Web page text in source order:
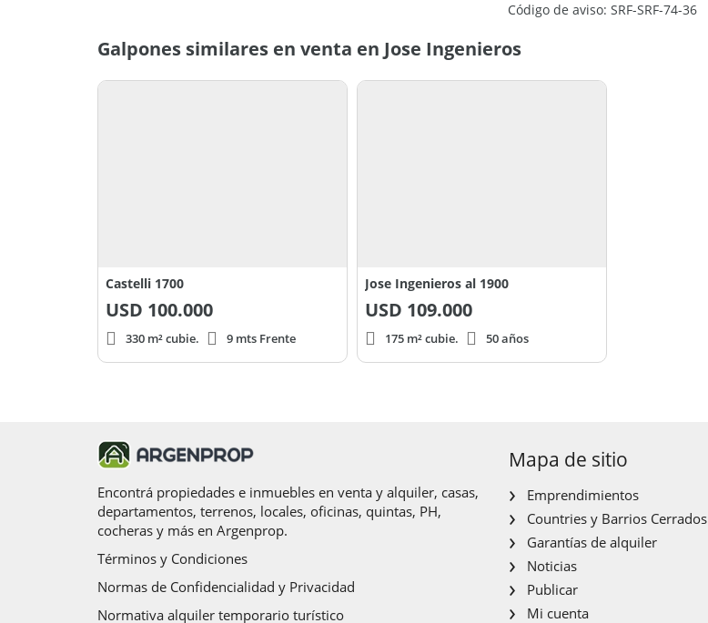
Código de aviso: SRF-SRF-74-36
Galpones similares en venta en Jose Ingenieros
Castelli 1700
USD 100.000
330 m² cubie. 9 mts Frente
Jose Ingenieros al 1900
USD 109.000
175 m² cubie. 50 años
Encontrá propiedades e inmuebles en venta y alquiler, casas,
departamentos, terrenos, locales, oficinas, quintas, PH,
cocheras y más en Argenprop.
Términos y Condiciones
Normas de Confidencialidad y Privacidad
Normativa alquiler temporario turístico
Mapa de sitio
Emprendimientos
Countries y Barrios Cerrados
Garantías de alquiler
Noticias
Publicar
Mi cuenta